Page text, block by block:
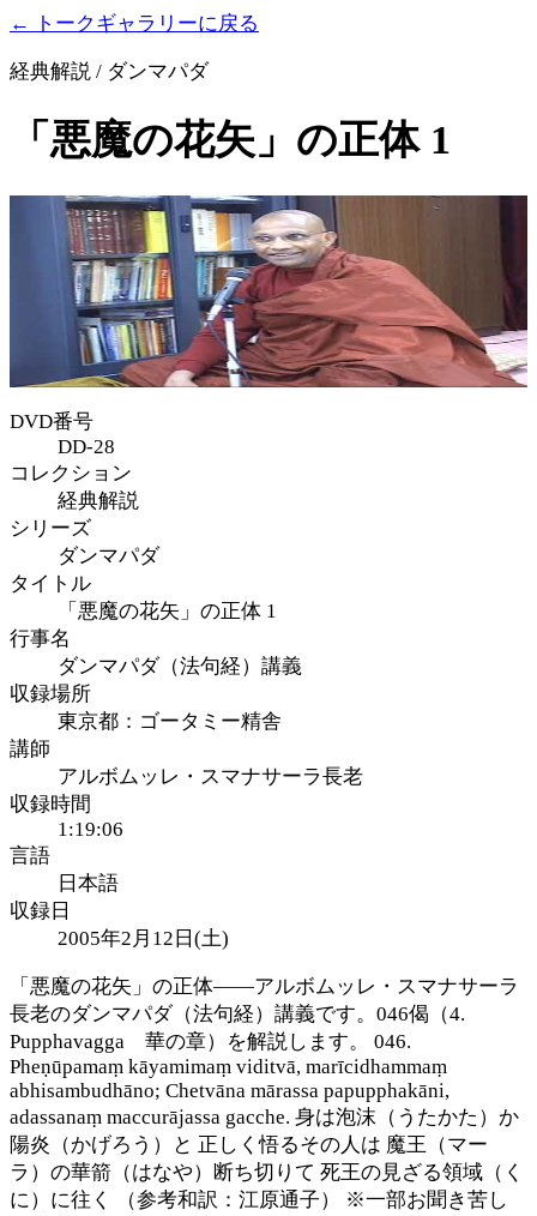
← トークギャラリーに戻る
経典解説 / ダンマパダ
「悪魔の花矢」の正体 1
DVD番号
DD-28
コレクション
経典解説
シリーズ
ダンマパダ
タイトル
「悪魔の花矢」の正体 1
行事名
ダンマパダ（法句経）講義
収録場所
東京都：ゴータミー精舎
講師
アルボムッレ・スマナサーラ長老
収録時間
1:19:06
言語
日本語
収録日
2005年2月12日(土)
「悪魔の花矢」の正体――アルボムッレ・スマナサーラ
長老のダンマパダ（法句経）講義です。046偈（4.
Pupphavagga 華の章）を解説します。 046.
Pheṇūpamaṃ kāyamimaṃ viditvā, marīcidhammaṃ
abhisambudhāno; Chetvāna mārassa papupphakāni,
adassanaṃ maccurājassa gacche. 身は泡沫（うたかた）か
陽炎（かげろう）と 正しく悟るその人は 魔王（マー
ラ）の華箭（はなや）断ち切りて 死王の見ざる領域（く
に）に往く （参考和訳：江原通子） ※一部お聞き苦し